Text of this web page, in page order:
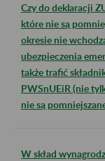
Czy do deklaracji
które nie są
okresie nie
ubezpieczenia
także trafić
PWSnUEiR (nie
nie są
W skład